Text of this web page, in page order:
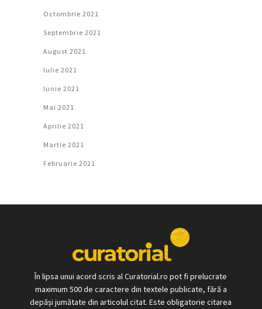
Octombrie 2021
Septembrie 2021
August 2021
Iulie 2021
Iunie 2021
Mai 2021
Aprilie 2021
Martie 2021
Februarie 2021
În lipsa unui acord scris al Curatorial.ro pot fi prelucrate
maximum 500 de caractere din textele publicate, fără a
depăși jumătate din articolul citat. Este obligatorie citarea